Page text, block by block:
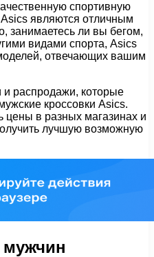
спортивную
являются отличным
занимаетесь ли вы бегом,
видами спорта, Asics
отвечающих вашим
распродажи, которые
кроссовки Asics.
цены в разных магазинах и
лучшую возможную